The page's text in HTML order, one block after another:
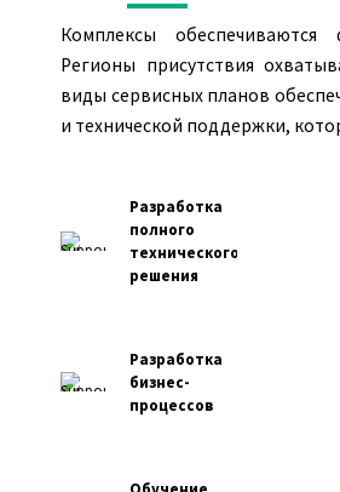
Комплексы
Регионы присутствия
виды сервисных планов
и технической поддержки,
Разработка
полного
технического
решения
Разработка
бизнес-
процессов